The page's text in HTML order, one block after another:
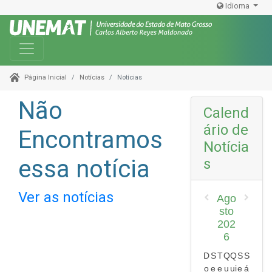
Idioma
Toggle navigation
Página Inicial Notícias Notícias
Não
Encontramos
essa notícia
Ver as notícias
Calend
ário de
Notícia
s
Ago
sto
202
6
D
o
S
e
T
e
Q
u
Q
ui
S
e
S
á